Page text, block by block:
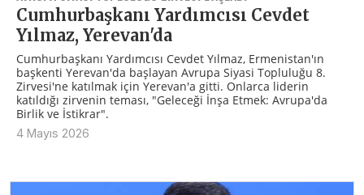
Cumhurbaşkanı Yardımcısı Cevdet
Yılmaz, Yerevan'da
Cumhurbaşkanı Yardımcısı Cevdet Yılmaz, Ermenistan'ın
başkenti Yerevan'da başlayan Avrupa Siyasi Topluluğu 8.
Zirvesi'ne katılmak için Yerevan'a gitti. Onlarca liderin
katıldığı zirvenin teması, "Geleceği İnşa Etmek: Avrupa'da
Birlik ve İstikrar".
4 Mayıs 2026